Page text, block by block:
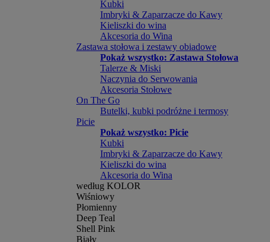
Kubki
Imbryki & Zaparzacze do Kawy
Kieliszki do wina
Akcesoria do Wina
Zastawa stołowa i zestawy obiadowe
Pokaż wszystko: Zastawa Stołowa
Talerze & Miski
Naczynia do Serwowania
Akcesoria Stołowe
On The Go
Butelki, kubki podróżne i termosy
Picie
Pokaż wszystko: Picie
Kubki
Imbryki & Zaparzacze do Kawy
Kieliszki do wina
Akcesoria do Wina
według KOLOR
Wiśniowy
Płomienny
Deep Teal
Shell Pink
Biały